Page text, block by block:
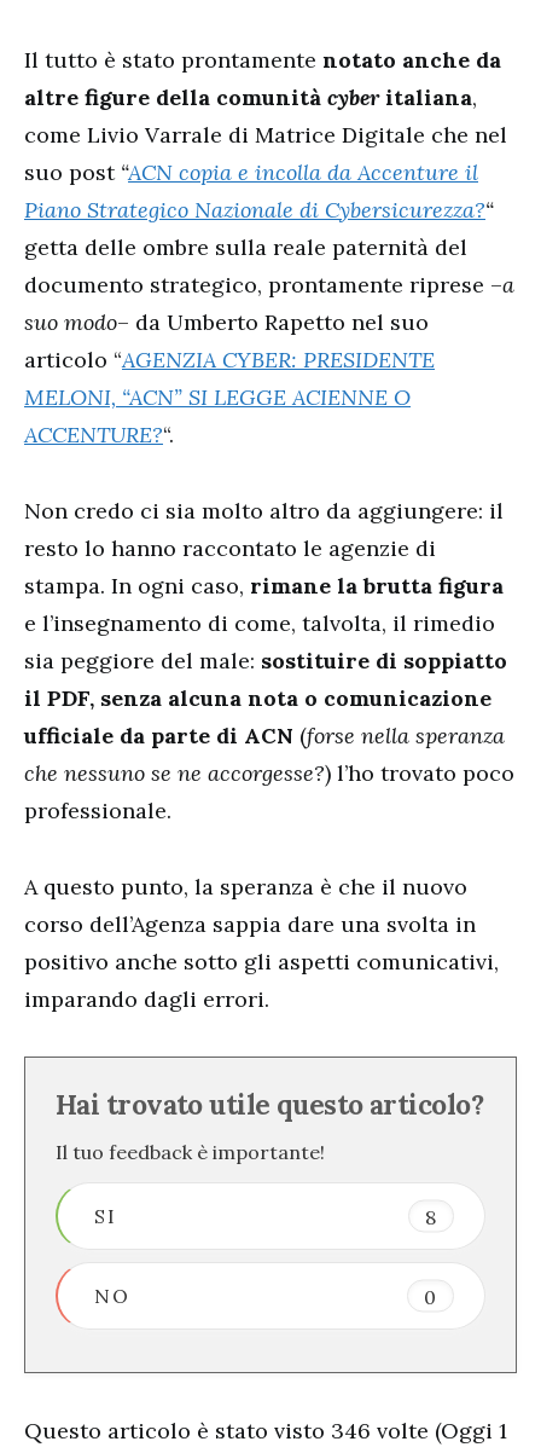
Il tutto è stato prontamente notato anche da
altre figure della comunità cyberitaliana,
come Livio Varrale di Matrice Digitale che nel
suo post “ACN copia e incolla da Accenture il
Piano Strategico Nazionale di Cybersicurezza?“
getta delle ombre sulla reale paternità del
documento strategico, prontamente riprese –a
suo modo– da Umberto Rapetto nel suo
articolo “AGENZIA CYBER: PRESIDENTE
MELONI, “ACN” SI LEGGE ACIENNE O
ACCENTURE?“.
Non credo ci sia molto altro da aggiungere: il
resto lo hanno raccontato le agenzie di
stampa. In ogni caso, rimane la brutta figura
e l’insegnamento di come, talvolta, il rimedio
sia peggiore del male: sostituire di soppiatto
il PDF, senza alcuna nota o comunicazione
ufficiale da parte di ACN (forse nella speranza
che nessuno se ne accorgesse?) l’ho trovato poco
professionale.
A questo punto, la speranza è che il nuovo
corso dell’Agenza sappia dare una svolta in
positivo anche sotto gli aspetti comunicativi,
imparando dagli errori.
Hai trovato utile questo articolo?
Il tuo feedback è importante!
SI 8
NO 0
Questo articolo è stato visto 346 volte (Oggi 1